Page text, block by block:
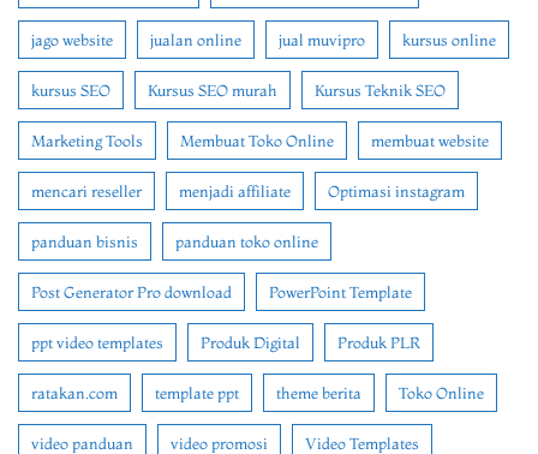
jago website jualan online jual muvipro kursus online
kursus SEO Kursus SEO murah Kursus Teknik SEO
Marketing Tools Membuat Toko Online membuat website
mencari reseller menjadi affiliate Optimasi instagram
panduan bisnis panduan toko online
Post Generator Pro download PowerPoint Template
ppt video templates Produk Digital Produk PLR
ratakan.com template ppt theme berita Toko Online
video panduan video promosi Video Templates